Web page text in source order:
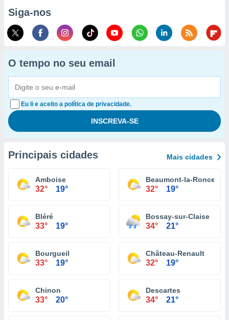
Siga-nos
O tempo no seu email
Eu li e aceito a política de privacidade.
Principais cidades Mais cidades
Amboise
32° 19°
Beaumont-la-Ronce
32° 19°
Bléré
33° 19°
Bossay-sur-Claise
34° 21°
Bourgueil
33° 19°
Château-Renault
32° 19°
Chinon
33° 20°
Descartes
34° 21°